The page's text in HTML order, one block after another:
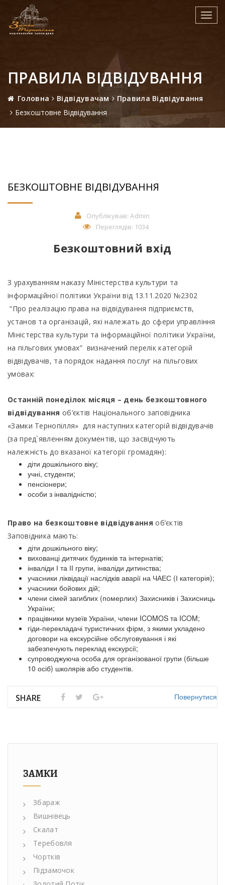
ПРАВИЛА ВІДВІДУВАННЯ
Головна Відвідувачам
Правила Відвідування
Безкоштовне Відвідування
БЕЗКОШТОВНЕ ВІДВІДУВАННЯ
Опублікував:Admin
Переглядів: 1034
Безкоштовний вхід
З урахуванням наказу Міністерства культури та
інформаційної політики України від 13.11.2020 №2302
“Про реалізацію права на відвідування підприємств,
установ та організацій, які належать до сфери управління
Міністерства культури та інформаційної політики України,
на пільгових умовах” визначений перелік категорій
відвідувачів, та порядок надання послуг на пільгових
умовах:
Останній понеділок місяця – день безкоштовного
відвідування об’єктів Національного заповідника
«Замки Тернопілля» для наступних категорій відвідувачів
(за пред`явленням документів, що засвідчують
належність до вказаної категорії громадян):
діти дошкільного віку;
учні, студенти;
пенсіонери;
особи з інвалідністю;
Право на безкоштовне відвідування об’єктів
Заповідника мають:
діти дошкільного віку;
вихованці дитячих будинків та інтернатів;
інваліди І та ІІ групи, інваліди дитинства;
учасники ліквідації наслідків аварії на ЧАЕС (І категорія);
учасники бойових дій;
члени сімей загиблих (померлих) Захисників і Захисниць
України;
працівники музеїв України, члени ICOMOS та ICOM;
гіди-перекладачі туристичних фірм, з якими укладено
договори на екскурсійне обслуговування і які
забезпечують переклад екскурсії;
супроводжуюча особа для організованої групи (більше
10 осіб) школярів або студентів.
SHARE Повернутися
ЗАМКИ
Збараж
Вишнівець
Скалат
Теребовля
Чортків
Підзамочок